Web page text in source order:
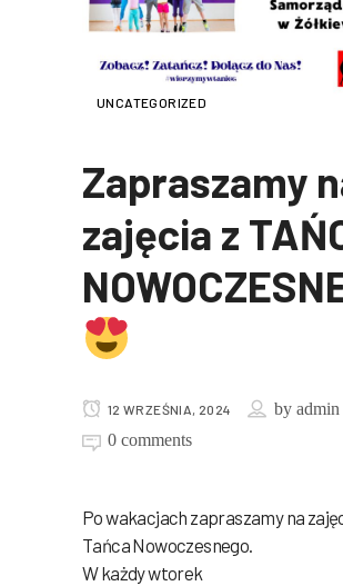
UNCATEGORIZED
Zapraszamy
zajęcia z
12 WRZEŚNIA, 2024 by admin
0 comments
Po wakacjach zapraszamy na
Tańca Nowoczesnego.
W każdy wtorek